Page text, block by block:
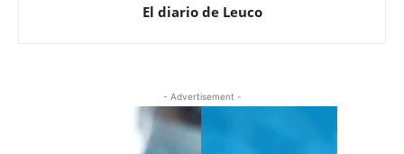
El diario de Leuco
- Advertisement -